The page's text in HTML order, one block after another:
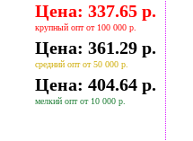
Цена: 337.65 р.
крупный опт от 100 000 р.
Цена: 361.29 р.
средний опт от 50 000 р.
Цена: 404.64 р.
мелкий опт от 10 000 р.